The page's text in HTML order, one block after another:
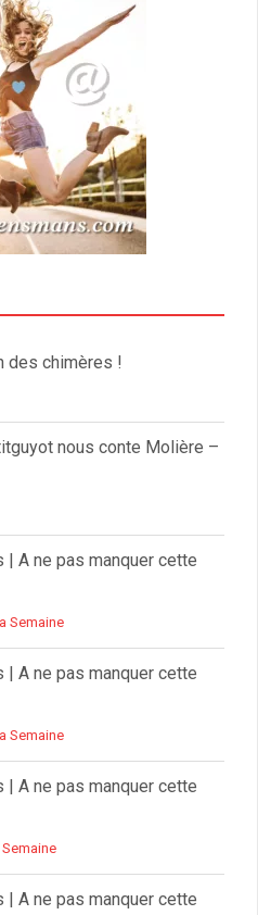
des chimères !
nous conte Molière –
A ne pas manquer cette
Semaine
A ne pas manquer cette
Semaine
A ne pas manquer cette
A ne pas manquer cette